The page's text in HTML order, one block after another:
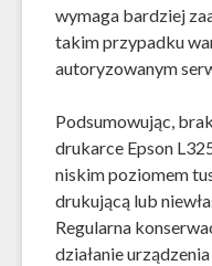
wymaga bardziej
takim przypadku
autoryzowanym
Podsumowując,
drukarce Epson
niskim poziomem
drukującą lub
Regularna
działanie